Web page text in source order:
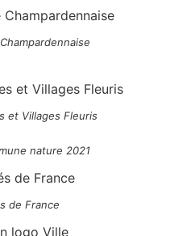
et Villages Fleuris
nature 2021
de France